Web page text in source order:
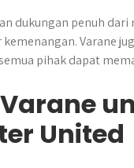
dukungan penuh
Varane
pihak dapat
United